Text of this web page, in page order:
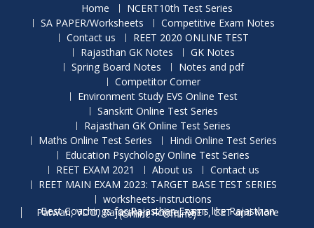
Home
NCERT10th Test Series
SA PAPER/Worksheets
Competitive Exam Notes
Contact us
REET 2020 ONLINE TEST
Rajasthan GK Notes
GK Notes
Spring Board Notes
Notes and pdf
Competitor Corner
Environment Study EVS Online Test
Sanskrit Online Test Series
Rajasthan GK Online Test Series
Maths Online Test Series
Hindi Online Test Series
Education Psychology Online Test Series
REET EXAM 2021
About us
Contact us
REET MAIN EXAM 2023: TARGET BASE TEST SERIES
worksheets-instructions
Best Coachings for Rajasthan Exams like Rajasthan Patwari, VDO, Rajasthan Police, REET, CET and More (Online + Offline)